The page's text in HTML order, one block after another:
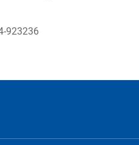
923236